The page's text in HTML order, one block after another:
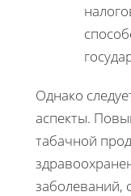
Однако
аспекты.
табачной
заболеваний,